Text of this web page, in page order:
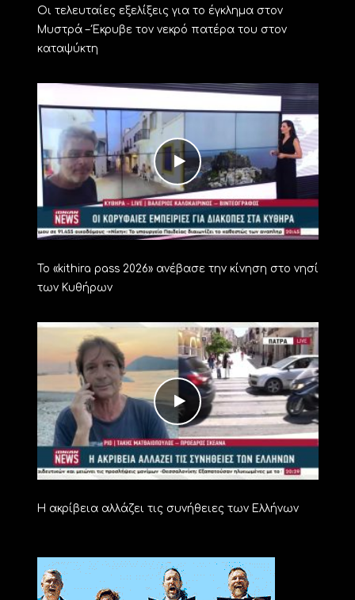
Οι τελευταίες εξελίξεις για το έγκλημα στον
Μυστρά – Έκρυβε τον νεκρό πατέρα του στον
καταψύκτη
Το «kithira pass 2026» ανέβασε την κίνηση στο νησί
των Κυθήρων
Η ακρίβεια αλλάζει τις συνήθειες των Ελλήνων